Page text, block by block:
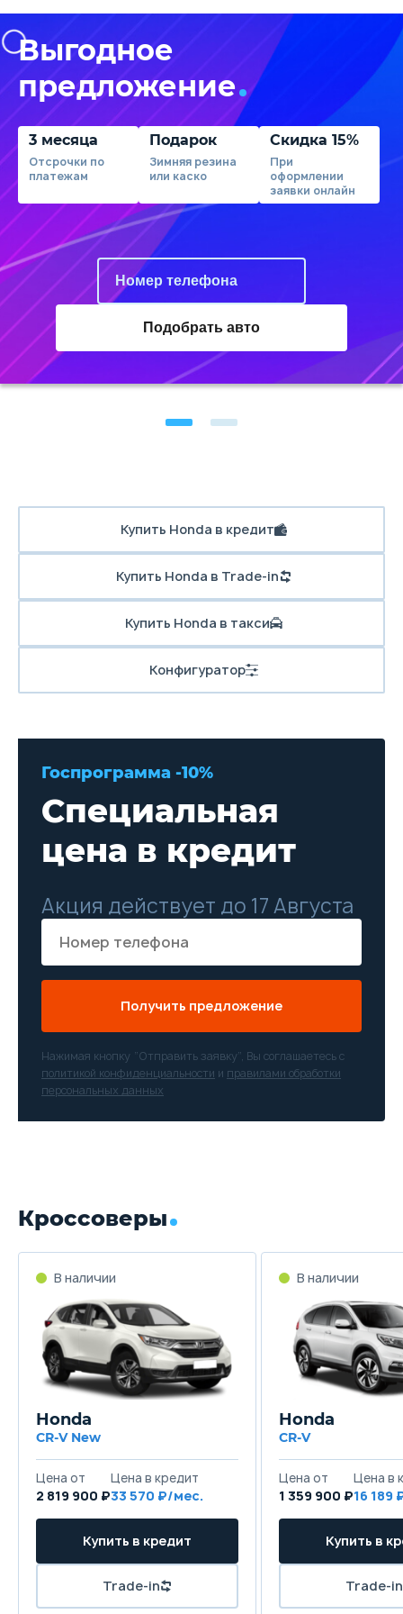
Выгодное
предложение
3 месяца
Отсрочки по
платежам
Подарок
Зимняя резина
или каско
Скидка 15%
При
оформлении
заявки онлайн
Подобрать авто
Купить Honda в кредит
Купить Honda в Trade-in
Купить Honda в такси
Конфигуратор
Госпрограмма -10%
Специальная
цена в кредит
Акция действует до 17 Августа
Получить предложение
Нажимая кнопку “Отправить заявку”, Вы соглашаетесь с
политикой конфиденциальности и правилами обработки
персональных данных
Кроссоверы
В наличии
Honda
CR-V New
Цена от
2 819 900 ₽
Цена в кредит
33 570 ₽/мес.
Купить в кредит
Trade-in
В наличии
Honda
CR-V
Цена от
1 359 900 ₽
Цена в
16 189
Купить в
Trade-in